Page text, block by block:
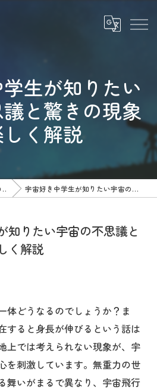
生が知りたい
と驚きの現象
く解説
宇宙好き中学生が知りたい宇宙の不思議と驚きの現象を楽しく解説
知りたい宇宙の不思議と
く解説
体どうなるのでしょうか？ま
すると身長が伸びるという話は
上では考えられない現象が、宇
を刺激しています。無重力の世
舞いがまるで異なり、宇宙飛行